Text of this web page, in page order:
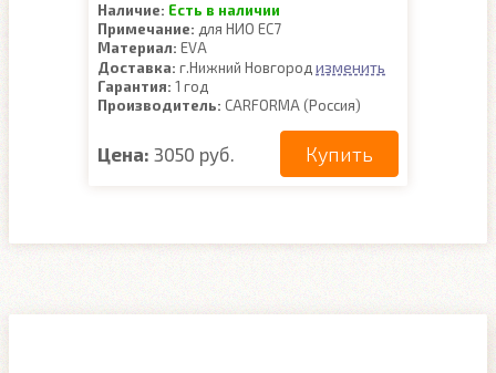
Наличие: Есть в наличии
Примечание: для НИО ЕС7
Материал: EVA
Доставка: г.Нижний Новгород изменить
Гарантия: 1 год
Производитель: CARFORMA (Россия)
Цена: 3050 руб. Купить